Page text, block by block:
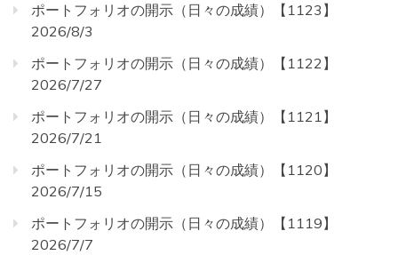
ポートフォリオの開示（日々の成績）【1123】
2026/8/3
ポートフォリオの開示（日々の成績）【1122】
2026/7/27
ポートフォリオの開示（日々の成績）【1121】
2026/7/21
ポートフォリオの開示（日々の成績）【1120】
2026/7/15
ポートフォリオの開示（日々の成績）【1119】
2026/7/7